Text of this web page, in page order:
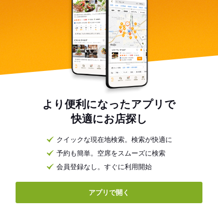
より便利になったアプリで
快適にお店探し
クイックな現在地検索。検索が快適に
予約も簡単。空席をスムーズに検索
会員登録なし。すぐに利用開始
アプリで開く